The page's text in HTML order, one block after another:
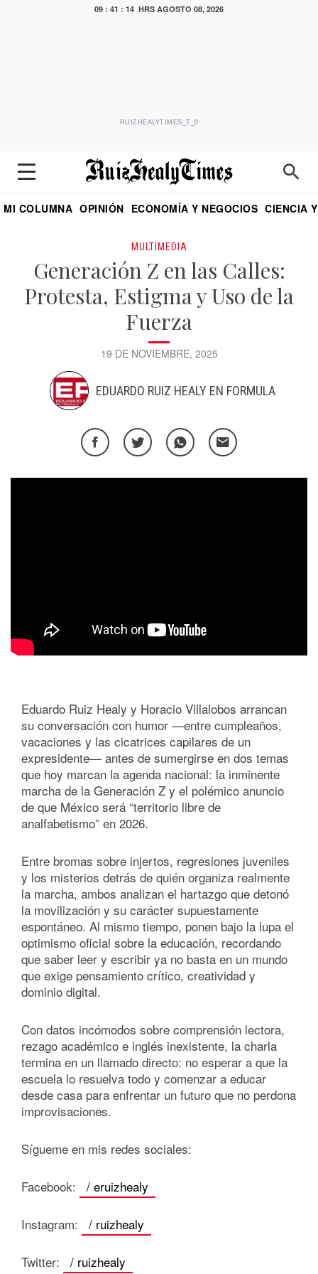
09 : 41 : 14 HRS AGOSTO 08, 2026
RUIZHEALYTIMES_T_0
MI COLUMNA OPINIÓN ECONOMÍA Y NEGOCIOS CIENCIA
MULTIMEDIA
Generación Z en las Calles:
Protesta, Estigma y Uso de la
Fuerza
19 DE NOVIEMBRE, 2025
EDUARDO RUIZ HEALY EN FORMULA
Eduardo Ruiz Healy y Horacio Villalobos arrancan
su conversación con humor —entre cumpleaños,
vacaciones y las cicatrices capilares de un
expresidente— antes de sumergirse en dos temas
que hoy marcan la agenda nacional: la inminente
marcha de la Generación Z y el polémico anuncio
de que México será “territorio libre de
analfabetismo” en 2026.
Entre bromas sobre injertos, regresiones juveniles
y los misterios detrás de quién organiza realmente
la marcha, ambos analizan el hartazgo que detonó
la movilización y su carácter supuestamente
espontáneo. Al mismo tiempo, ponen bajo la lupa el
optimismo oficial sobre la educación, recordando
que saber leer y escribir ya no basta en un mundo
que exige pensamiento crítico, creatividad y
dominio digital.
Con datos incómodos sobre comprensión lectora,
rezago académico e inglés inexistente, la charla
termina en un llamado directo: no esperar a que la
escuela lo resuelva todo y comenzar a educar
desde casa para enfrentar un futuro que no perdona
improvisaciones.
Sígueme en mis redes sociales:
Facebook: / eruizhealy
Instagram: / ruizhealy
Twitter: / ruizhealy